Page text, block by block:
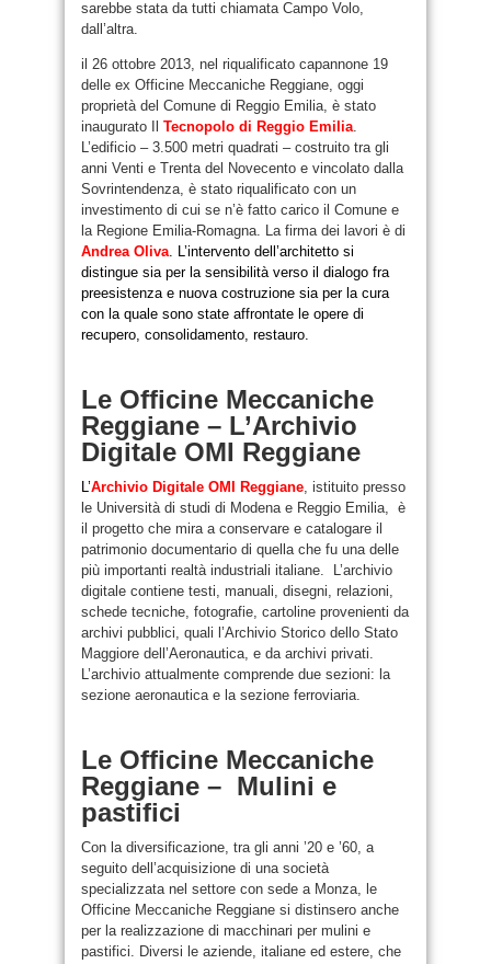
sarebbe stata da tutti chiamata Campo Volo,
dall’altra.
il 26 ottobre 2013, nel riqualificato capannone 19
delle ex Officine Meccaniche Reggiane, oggi
proprietà del Comune di Reggio Emilia, è stato
inaugurato Il Tecnopolo di Reggio Emilia.
L’edificio – 3.500 metri quadrati – costruito tra gli
anni Venti e Trenta del Novecento e vincolato dalla
Sovrintendenza, è stato riqualificato con un
investimento di cui se n’è fatto carico il Comune e
la Regione Emilia-Romagna. La firma dei lavori è di
Andrea Oliva. L’intervento dell’architetto si
distingue sia per la sensibilità verso il dialogo fra
preesistenza e nuova costruzione sia per la cura
con la quale sono state affrontate le opere di
recupero, consolidamento, restauro.
Le Officine Meccaniche
Reggiane – L’Archivio
Digitale OMI Reggiane
L’Archivio Digitale OMI Reggiane, istituito presso
le Università di studi di Modena e Reggio Emilia, è
il progetto che mira a conservare e catalogare il
patrimonio documentario di quella che fu una delle
più importanti realtà industriali italiane. L’archivio
digitale contiene testi, manuali, disegni, relazioni,
schede tecniche, fotografie, cartoline provenienti da
archivi pubblici, quali l’Archivio Storico dello Stato
Maggiore dell’Aeronautica, e da archivi privati.
L’archivio attualmente comprende due sezioni: la
sezione aeronautica e la sezione ferroviaria.
Le Officine Meccaniche
Reggiane – Mulini e
pastifici
Con la diversificazione, tra gli anni ’20 e ’60, a
seguito dell’acquisizione di una società
specializzata nel settore con sede a Monza, le
Officine Meccaniche Reggiane si distinsero anche
per la realizzazione di macchinari per mulini e
pastifici. Diversi le aziende, italiane ed estere, che